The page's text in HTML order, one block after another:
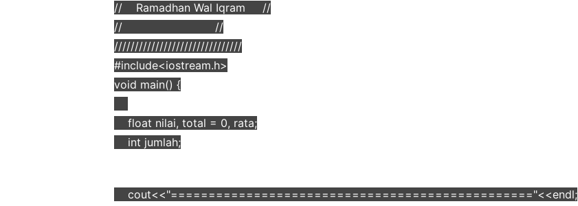
// Ramadhan Wal Iqram //
// //
///////////////////////////////
#include<iostream.h>
void main() {
float nilai, total = 0, rata;
int jumlah;
cout<<"================================================"<<endl;